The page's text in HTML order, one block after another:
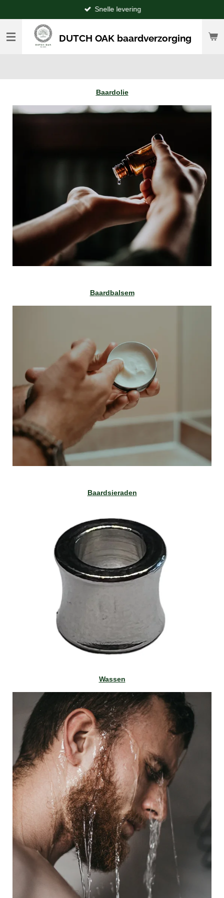
direct
naar
hoofdinhoud
DUTCH OAK baardverzorging
Snelle levering
Baardolie
Baardbalsem
Baardsieraden
Wassen